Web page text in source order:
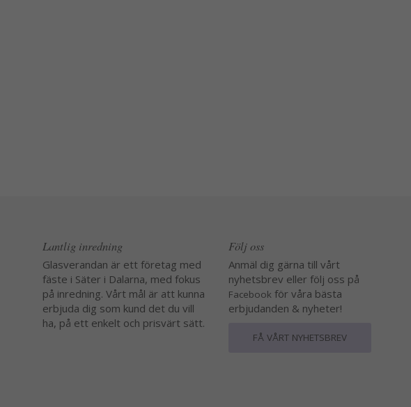
Lantlig inredning
Glasverandan är ett företag med
fäste i Säter i Dalarna, med fokus
på inredning. Vårt mål är att kunna
erbjuda dig som kund det du vill
ha, på ett enkelt och prisvärt sätt.
Följ oss
Anmäl dig gärna till vårt
nyhetsbrev eller följ oss på
Facebook för våra bästa
erbjudanden & nyheter!
FÅ VÅRT NYHETSBREV